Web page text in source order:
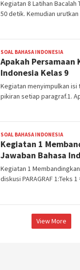
Kegiatan 8 Latihan
50 detik. Kemudian
SOAL BAHASA INDONESIA
Apakah Persamaan
Indonesia Kelas 9
Kegiatan menyimpulkan
pikiran setiap paragraf.1.
SOAL BAHASA INDONESIA
Kegiatan 1
Jawaban Bahasa
Kegiatan 1
diskusi PARAGRAF 1:Teks
View More